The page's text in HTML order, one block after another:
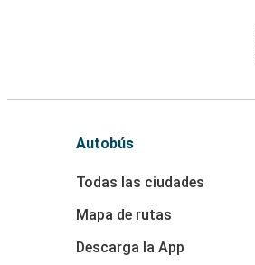
Autobús
Todas las ciudades
Mapa de rutas
Descarga la App